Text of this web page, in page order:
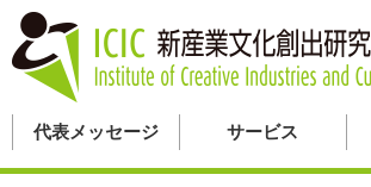
代表メッセージ サービス